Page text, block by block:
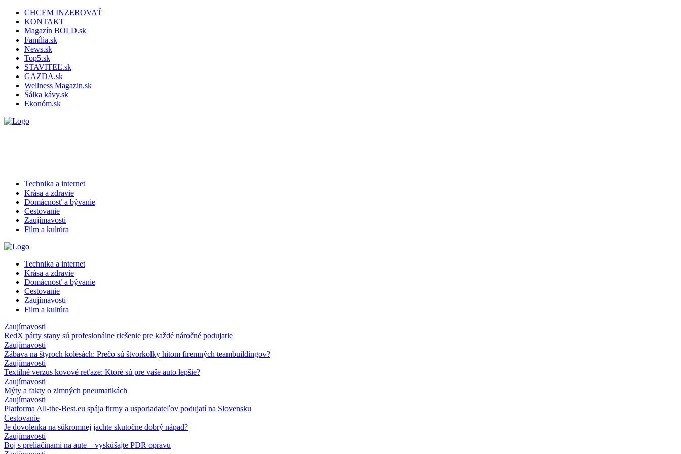
CHCEM INZEROVAŤ
KONTAKT
Magazín BOLD.sk
Família.sk
News.sk
Top5.sk
STAVITEĽ.sk
GAZDA.sk
Wellness Magazin.sk
Šálka kávy.sk
Ekonóm.sk
Technika a internet
Krása a zdravie
Domácnosť a bývanie
Cestovanie
Zaujímavosti
Film a kultúra
Technika a internet
Krása a zdravie
Domácnosť a bývanie
Cestovanie
Zaujímavosti
Film a kultúra
Zaujímavosti
RedX párty stany sú profesionálne riešenie pre každé náročné podujatie
Zaujímavosti
Zábava na štyroch kolesách: Prečo sú štvorkolky hitom firemných teambuildingov?
Zaujímavosti
Textilné verzus kovové reťaze: Ktoré sú pre vaše auto lepšie?
Zaujímavosti
Mýty a fakty o zimných pneumatikách
Zaujímavosti
Platforma All-the-Best.eu spája firmy a usporiadateľov podujatí na Slovensku
Cestovanie
Je dovolenka na súkromnej jachte skutočne dobrý nápad?
Zaujímavosti
Boj s preliačinami na aute – vyskúšajte PDR opravu